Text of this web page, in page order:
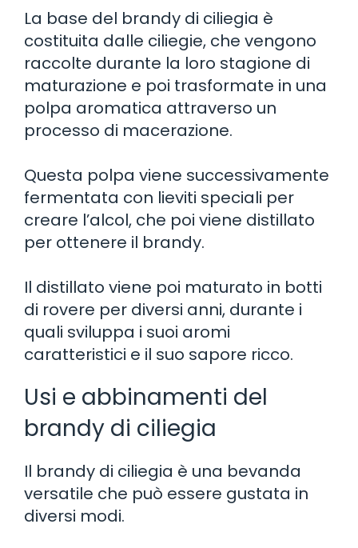
La base del brandy di ciliegia è
costituita dalle ciliegie, che vengono
raccolte durante la loro stagione di
maturazione e poi trasformate in una
polpa aromatica attraverso un
processo di macerazione.
Questa polpa viene successivamente
fermentata con lieviti speciali per
creare l’alcol, che poi viene distillato
per ottenere il brandy.
Il distillato viene poi maturato in botti
di rovere per diversi anni, durante i
quali sviluppa i suoi aromi
caratteristici e il suo sapore ricco.
Usi e abbinamenti del
brandy di ciliegia
Il brandy di ciliegia è una bevanda
versatile che può essere gustata in
diversi modi.